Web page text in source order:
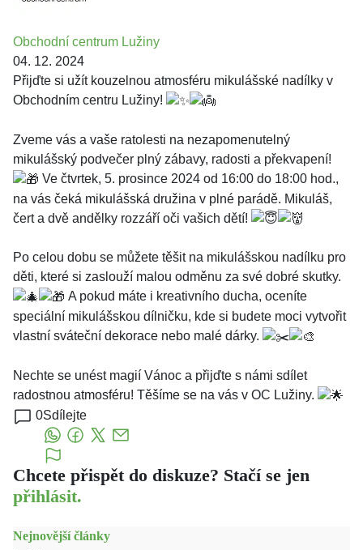
Obchodní centrum Lužiny
04. 12. 2024
Přijďte si užít kouzelnou atmosféru mikulášské nadílky v
Obchodním centru Lužiny!
Zveme vás a vaše ratolesti na nezapomenutelný
mikulášský podvečer plný zábavy, radosti a překvapení!
Ve čtvrtek, 5. prosince 2024 od 16:00 do 18:00 hod.,
na vás čeká mikulášská družina v plné parádě. Mikuláš,
čert a dvě andělky rozzáří oči vašich dětí!
Po celou dobu se můžete těšit na mikulášskou nadílku pro
děti, které si zaslouží malou odměnu za své dobré skutky.
A pokud máte i kreativního ducha, oceníte
speciální mikulášskou dílničku, kde si budete moci vytvořit
vlastní sváteční dekorace nebo malé dárky.
Nechte se unést magií Vánoc a přijďte s námi sdílet
radostnou atmosféru! Těšíme se na vás v OC Lužiny.
0Sdílejte
Chcete přispět do diskuze? Stačí se jen
přihlásit.
Nejnovější články